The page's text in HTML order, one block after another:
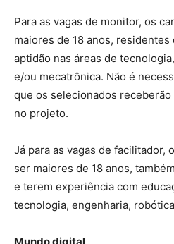
Para as vagas de monitor, os
maiores de 18 anos, residentes
aptidão nas áreas de
e/ou mecatrônica. Não é
que os selecionados
no projeto.
Já para as vagas de facilitador,
ser maiores de 18 anos,
e terem experiência com
tecnologia, engenharia,